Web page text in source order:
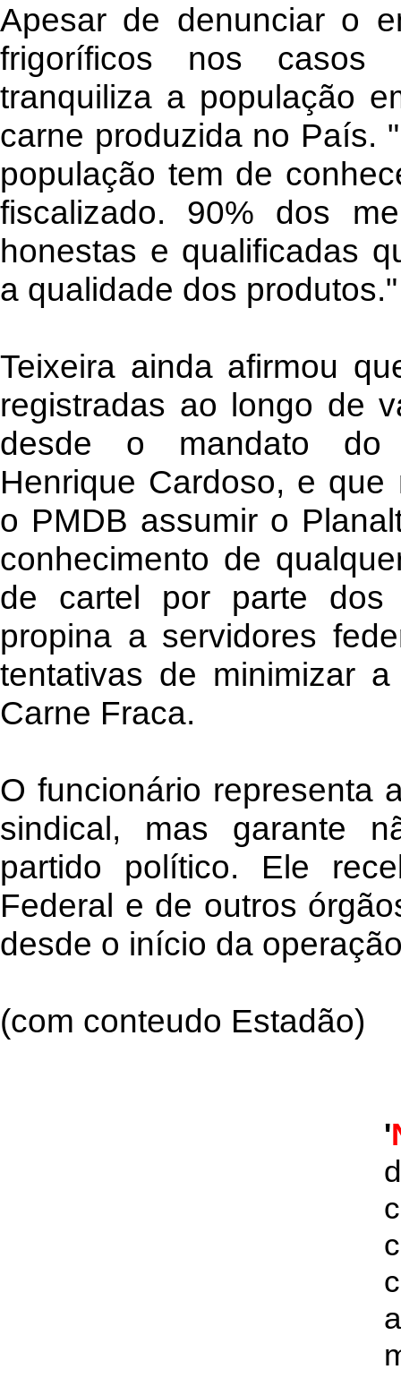
Apesar de denunciar o
frigoríficos nos
tranquiliza a população
carne produzida no País.
população tem de
fiscalizado. 90% dos
honestas e qualificadas
a qualidade dos produtos."
Teixeira ainda afirmou
registradas ao longo de
desde o mandato do
Henrique Cardoso, e
o PMDB assumir o
conhecimento de
de cartel por parte dos
propina a servidores
tentativas de minimizar
Carne Fraca.
O funcionário representa
sindical, mas garante
partido político. Ele
Federal e de outros
desde o início da
(com conteudo Estadão)
'